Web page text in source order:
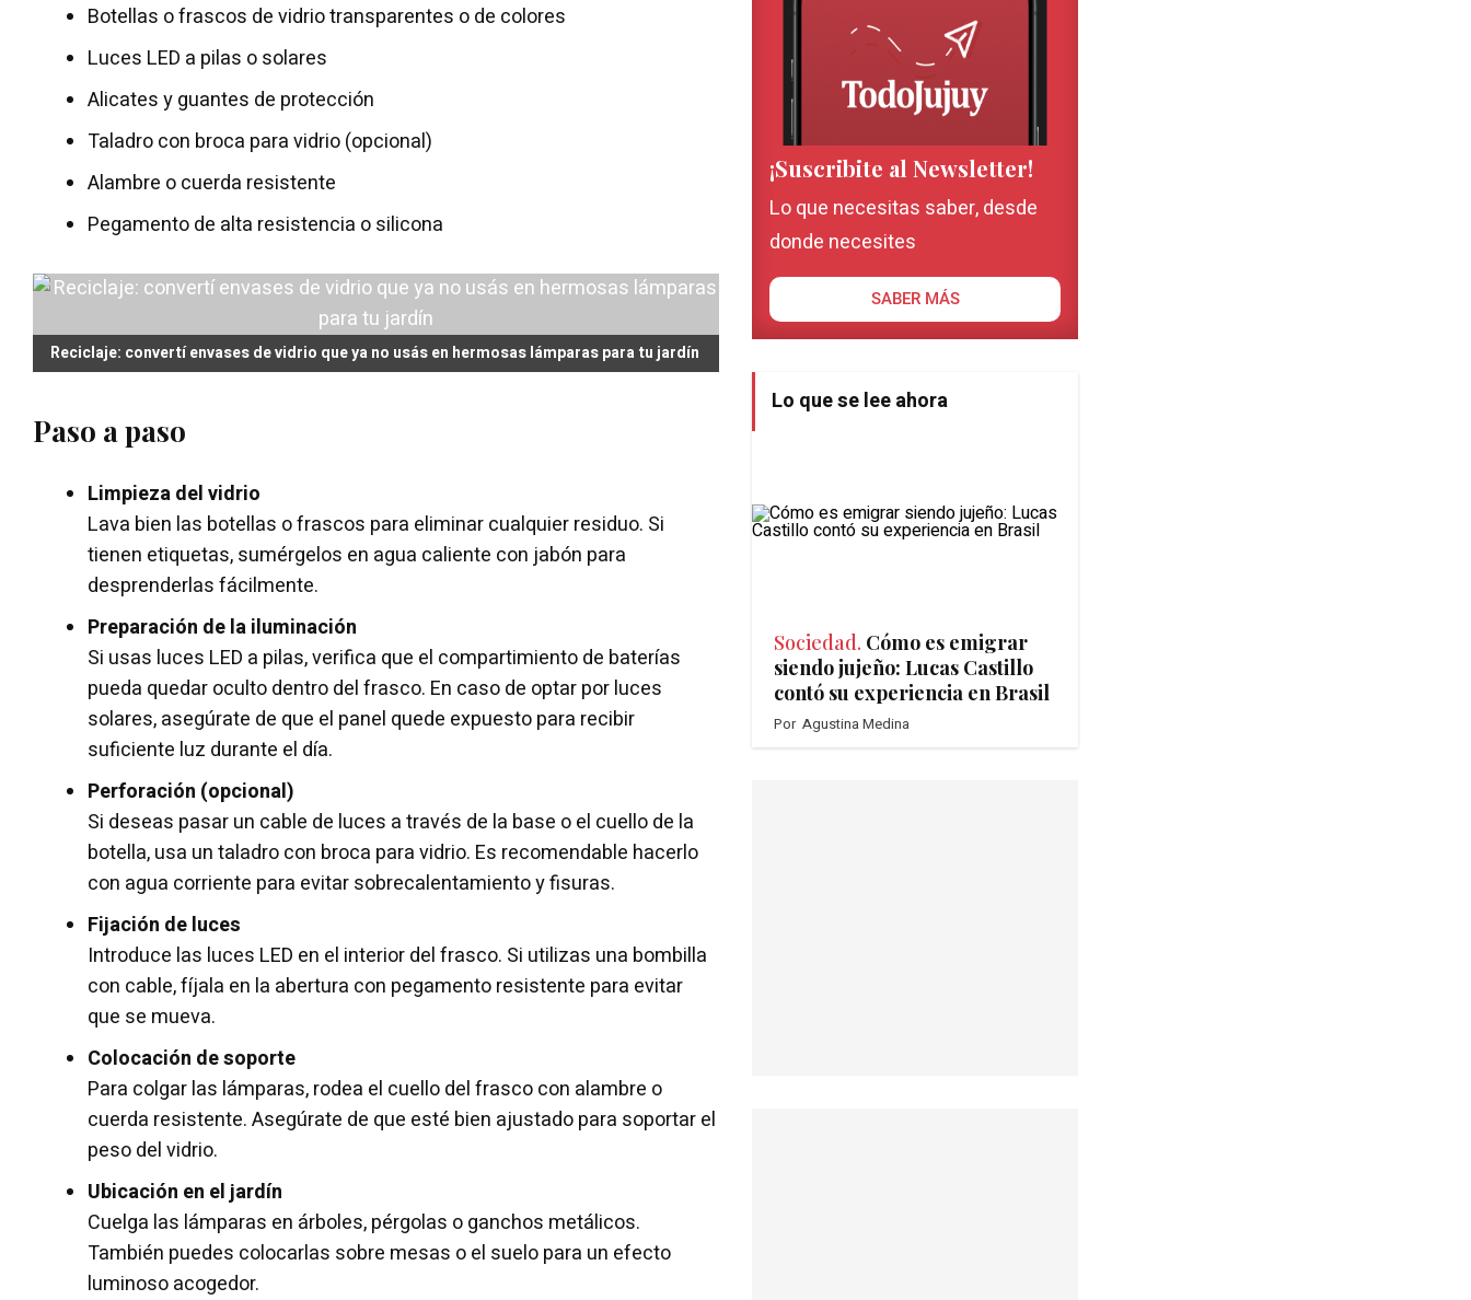
Botellas o frascos de vidrio transparentes o de colores
Luces LED a pilas o solares
Alicates y guantes de protección
Taladro con broca para vidrio (opcional)
Alambre o cuerda resistente
Pegamento de alta resistencia o silicona
Reciclaje: convertí envases de vidrio que ya no usás en hermosas lámparas para tu jardín
Paso a paso
Limpieza del vidrio
Lava bien las botellas o frascos para eliminar cualquier residuo. Si
tienen etiquetas, sumérgelos en agua caliente con jabón para
desprenderlas fácilmente.
Preparación de la iluminación
Si usas luces LED a pilas, verifica que el compartimiento de baterías
pueda quedar oculto dentro del frasco. En caso de optar por luces
solares, asegúrate de que el panel quede expuesto para recibir
suficiente luz durante el día.
Perforación (opcional)
Si deseas pasar un cable de luces a través de la base o el cuello de la
botella, usa un taladro con broca para vidrio. Es recomendable hacerlo
con agua corriente para evitar sobrecalentamiento y fisuras.
Fijación de luces
Introduce las luces LED en el interior del frasco. Si utilizas una bombilla
con cable, fíjala en la abertura con pegamento resistente para evitar
que se mueva.
Colocación de soporte
Para colgar las lámparas, rodea el cuello del frasco con alambre o
cuerda resistente. Asegúrate de que esté bien ajustado para soportar el
peso del vidrio.
Ubicación en el jardín
Cuelga las lámparas en árboles, pérgolas o ganchos metálicos.
También puedes colocarlas sobre mesas o el suelo para un efecto
luminoso acogedor.
¡Suscribite al Newsletter!
Lo que necesitas saber, desde
donde necesites
SABER MÁS
Lo que se lee ahora
Sociedad. Cómo es emigrar
siendo jujeño: Lucas Castillo
contó su experiencia en Brasil
Por Agustina Medina